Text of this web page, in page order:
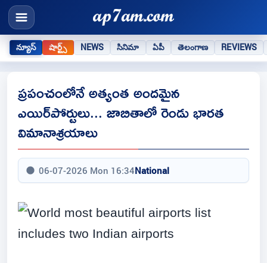
న్యూస్ షార్ట్స్ NEWS సినిమా ఏపీ తెలంగాణ REVIEWS
ప్రపంచంలోనే అత్యంత అందమైన
ఎయిర్‌పోర్టులు... జాబితాలో రెండు భారత
విమానాశ్రయాలు
06-07-2026 Mon 16:34National